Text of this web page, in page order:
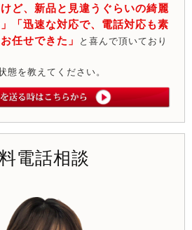
けど、新品と見違うぐらいの綺麗
「迅速な対応で、電話対応も素
任せできた」
と喜んで頂いており
態を教えてください。
電話相談